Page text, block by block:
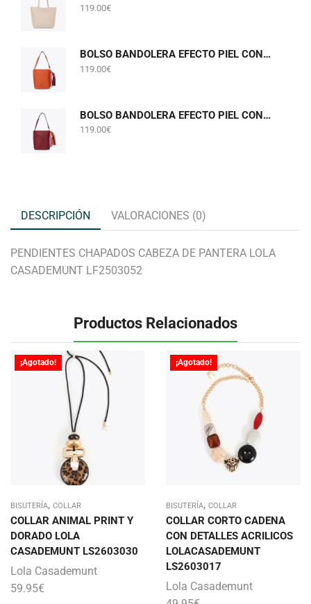
119.00€
BOLSO BANDOLERA EFECTO PIEL CON POMPONES NARANJA LOLA CASADEMUNT LF2604058
119.00€
BOLSO BANDOLERA EFECTO PIEL CON POMPONES BURDEOS LOLA CASADEMUNT LF2604058
119.00€
DESCRIPCIÓN VALORACIONES (0)
PENDIENTES CHAPADOS CABEZA DE PANTERA LOLA
CASADEMUNT LF2503052
Productos Relacionados
¡Agotado!
BISUTERÍA, COLLAR
COLLAR ANIMAL PRINT Y
DORADO LOLA
CASADEMUNT LS2603030
Lola Casademunt
59.95€
¡Agotado!
BISUTERÍA, COLLAR
COLLAR CORTO CADENA
CON DETALLES ACRILICOS
LOLACASADEMUNT
LS2603017
Lola Casademunt